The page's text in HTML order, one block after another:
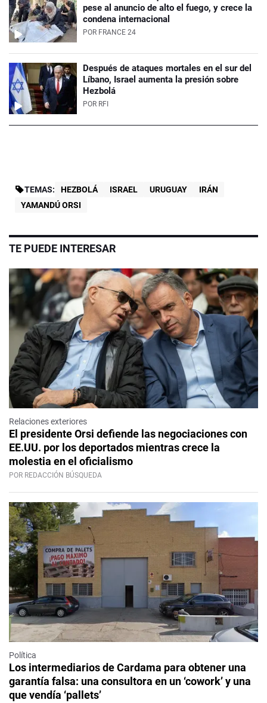
pese al anuncio de alto el fuego, y crece la
condena internacional
POR FRANCE 24
Después de ataques mortales en el sur del
Líbano, Israel aumenta la presión sobre
Hezbolá
POR RFI
TEMAS: HEZBOLÁ ISRAEL URUGUAY
IRÁN
YAMANDÚ ORSI
TE PUEDE INTERESAR
Relaciones exteriores
El presidente Orsi defiende las negociaciones con
EE.UU. por los deportados mientras crece la
molestia en el oficialismo
POR REDACCIÓN BÚSQUEDA
Política
Los intermediarios de Cardama para obtener una
garantía falsa: una consultora en un ‘cowork’ y una
que vendía ‘pallets’